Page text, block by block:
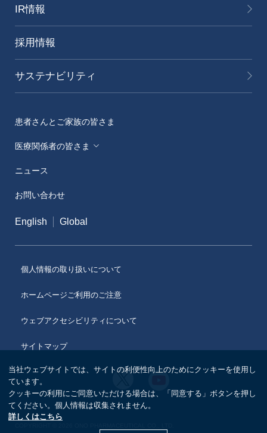
IR情報
採用情報
サステナビリティ
患者さんとご家族の皆さま
医療関係者の皆さま
MA）
医療従事者向けサイト（ONOメディカルナビ）
医薬・薬学研究支援
ニュース
お問い合わせ
English Global
個人情報の取り扱いについて
ホームページご利用のご注意
ウェブアクセシビリティについて
サイトマップ
薬
品
の
野
薬
業
当社ウェブサイトでは、サイトの利便性向上のためにクッキーを使用し
ています。
クッキーの利用にご同意いただける場合は、「同意する」ボタンを押し
てください。個人情報は収集されません。
詳しくはこちら